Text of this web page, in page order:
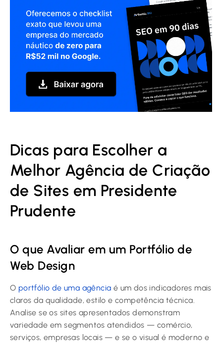
Dicas para Escolher a
Melhor Agência de Criação
de Sites em Presidente
Prudente
O que Avaliar em um Portfólio de
Web Design
O portfólio de uma agência é um dos indicadores mais
claros da qualidade, estilo e competência técnica.
Analise se os sites apresentados demonstram
variedade em segmentos atendidos — comércio,
serviços, empresas locais — e se o visual é moderno e